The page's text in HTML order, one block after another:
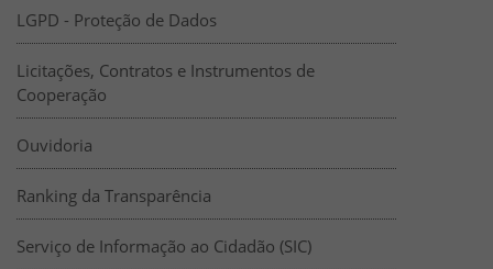
LGPD - Proteção de Dados
Licitações, Contratos e Instrumentos de
Cooperação
Ouvidoria
Ranking da Transparência
Serviço de Informação ao Cidadão (SIC)